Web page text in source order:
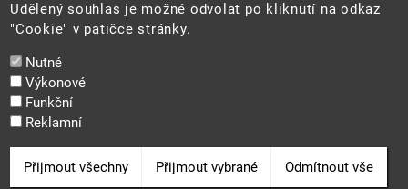
Mapa webu
Cookie
Udělený souhlas je možné odvolat po kliknutí na odkaz
"Cookie" v patičce stránky.
Nutné
Výkonové
Funkční
Reklamní
Přijmout všechny Přijmout vybrané Odmítnout vše